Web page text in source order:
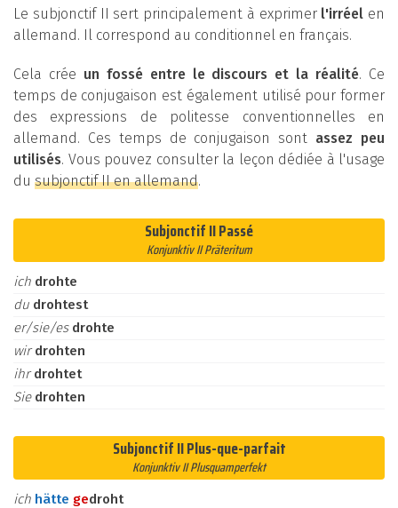
Le subjonctif II sert principalement à exprimer l'irréel en
allemand. Il correspond au conditionnel en français.
Cela crée un fossé entre le discours et la réalité. Ce
temps de conjugaison est également utilisé pour former
des expressions de politesse conventionnelles en
allemand. Ces temps de conjugaison sont assez peu
utilisés. Vous pouvez consulter la leçon dédiée à l'usage
du subjonctif II en allemand.
Subjonctif II Passé
Konjunktiv II Präteritum
ich drohte
du drohtest
er/sie/es drohte
wirdrohten
ihrdrohtet
Sie drohten
Subjonctif II Plus-que-parfait
Konjunktiv II Plusquamperfekt
ich hätte gedroht